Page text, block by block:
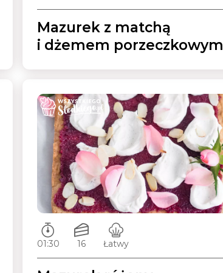
Mazurek z matchą
i dżemem porzeczkowym
Czas przygotowywania:
01:30
Ilość porcji:
16
Poziom trudności:
Łatwy